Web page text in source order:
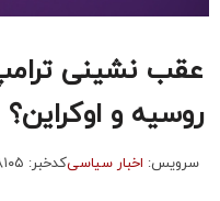
عقب نشینی
روسیه و اوکراین؟
سرویس: اخبار سیاسیکدخبر: ۷۳۸۱۰۵